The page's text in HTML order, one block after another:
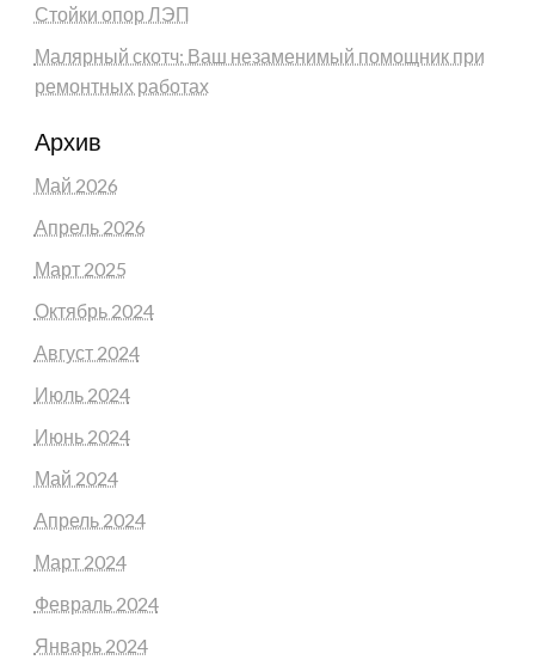
Стойки опор ЛЭП
Малярный скотч: Ваш незаменимый помощник при
ремонтных работах
Архив
Май 2026
Апрель 2026
Март 2025
Октябрь 2024
Август 2024
Июль 2024
Июнь 2024
Май 2024
Апрель 2024
Март 2024
Февраль 2024
Январь 2024